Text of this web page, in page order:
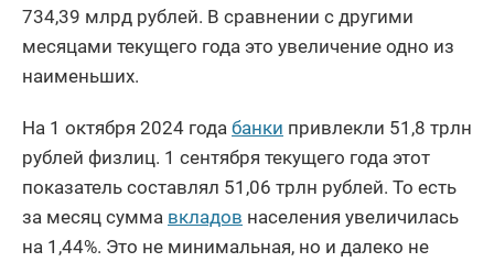
734,39 млрд рублей. В сравнении с другими
месяцами текущего года это увеличение одно из
наименьших.
На 1 октября 2024 года банки привлекли 51,8 трлн
рублей физлиц. 1 сентября текущего года этот
показатель составлял 51,06 трлн рублей. То есть
за месяц сумма вкладов населения увеличилась
на 1,44%. Это не минимальная, но и далеко не